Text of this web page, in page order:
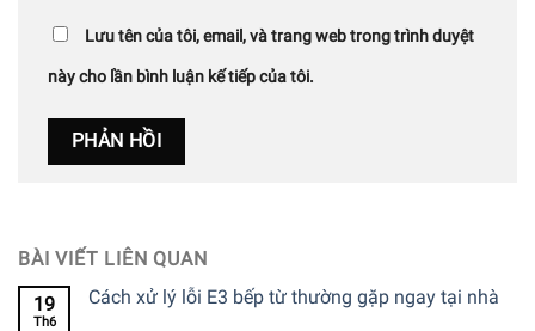
Lưu tên của tôi, email, và trang web trong trình duyệt
này cho lần bình luận kế tiếp của tôi.
BÀI VIẾT LIÊN QUAN
19
Th6
Cách xử lý lỗi E3 bếp từ thường gặp ngay tại nhà